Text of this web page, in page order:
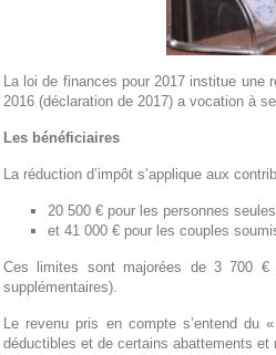
La loi de finances pour 2017 institue une
2016 (déclaration de 2017) a vocation à
Les bénéficiaires
La réduction d’impôt s’applique aux
20 500 € pour les personnes
et 41 000 € pour les couples
Ces limites sont majorées de 3 700 €
supplémentaires).
Le revenu pris en compte s’entend du
déductibles et de certains abattements et